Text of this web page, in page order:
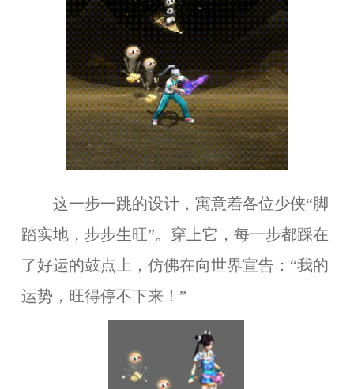
这一步一跳的设计，寓意着各位少侠“脚
踏实地，步步生旺”。穿上它，每一步都踩在
了好运的鼓点上，仿佛在向世界宣告：“我的
运势，旺得停不下来！”